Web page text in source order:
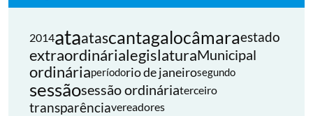
2014ataatascantagalocâmaraestado
extraordinárialegislaturaMunicipal
ordináriaperíodorio de janeirosegundo
sessãosessão ordináriaterceiro
transparênciavereadores